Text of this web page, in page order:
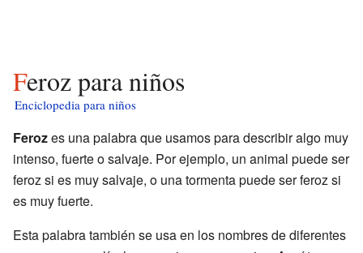
Feroz para niños
Enciclopedia para niños
Ferozes una palabra que usamos para describir algo muy
intenso, fuerte o salvaje. Por ejemplo, un animal puede ser
feroz si es muy salvaje, o una tormenta puede ser feroz si
es muy fuerte.
Esta palabra también se usa en los nombres de diferentes